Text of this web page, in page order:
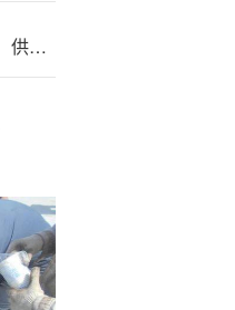
远景储能田庆.军谈“一芯难求”：供需阶段性错配 仍需警惕非理性低价竞争